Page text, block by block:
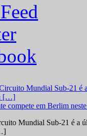
compete em Berlim
Mundial Sub-21 é a